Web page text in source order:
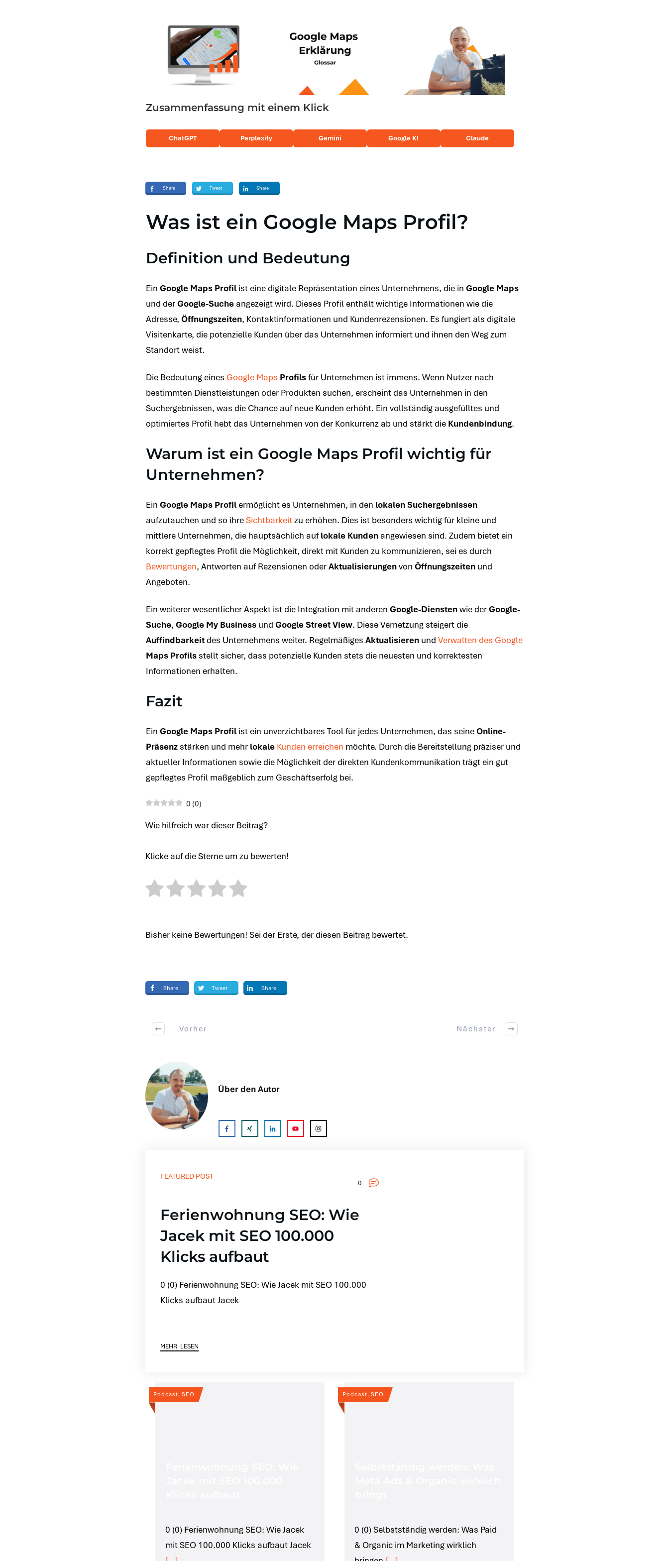
Zusammenfassung mit einem Klick
ChatGPT Perplexity Gemini Google KI Claude
Share Tweet Share
Was ist ein Google Maps Profil?
Definition und Bedeutung
Ein Google Maps Profilist eine digitale Repräsentation eines Unternehmens, die in Google Maps
und der Google-Sucheangezeigt wird. Dieses Profil enthält wichtige Informationen wie die
Adresse, Öffnungszeiten, Kontaktinformationen und Kundenrezensionen. Es fungiert als digitale
Visitenkarte, die potenzielle Kunden über das Unternehmen informiert und ihnen den Weg zum
Standort weist.
Die Bedeutung eines Google Maps Profilsfür Unternehmen ist immens. Wenn Nutzer nach
bestimmten Dienstleistungen oder Produkten suchen, erscheint das Unternehmen in den
Suchergebnissen, was die Chance auf neue Kunden erhöht. Ein vollständig ausgefülltes und
optimiertes Profil hebt das Unternehmen von der Konkurrenz ab und stärkt die Kundenbindung.
Warum ist ein Google Maps Profil wichtig für
Unternehmen?
Ein Google Maps Profilermöglicht es Unternehmen, in den lokalen Suchergebnissen
aufzutauchen und so ihreSichtbarkeitzu erhöhen. Dies ist besonders wichtig für kleine und
mittlere Unternehmen, die hauptsächlich auflokale Kundenangewiesen sind. Zudem bietet ein
korrekt gepflegtes Profil die Möglichkeit, direkt mit Kunden zu kommunizieren, sei es durch
Bewertungen, Antworten auf Rezensionen oderAktualisierungenvon Öffnungszeitenund
Angeboten.
Ein weiterer wesentlicher Aspekt ist die Integration mit anderen Google-Dienstenwie der Google-
Suche, Google My Businessund Google Street View. Diese Vernetzung steigert die
Auffindbarkeitdes Unternehmens weiter. Regelmäßiges Aktualisierenund Verwalten des Google
Maps Profilsstellt sicher, dass potenzielle Kunden stets die neuesten und korrektesten
Informationen erhalten.
Fazit
Ein Google Maps Profilist ein unverzichtbares Tool für jedes Unternehmen, das seine Online-
Präsenzstärken und mehr lokale Kunden erreichen möchte. Durch die Bereitstellung präziser und
aktueller Informationen sowie die Möglichkeit der direkten Kundenkommunikation trägt ein gut
gepflegtes Profil maßgeblich zum Geschäftserfolg bei.
0 (0)
Wie hilfreich war dieser Beitrag?
Klicke auf die Sterne um zu bewerten!
Bisher keine Bewertungen! Sei der Erste, der diesen Beitrag bewertet.
Share Tweet Share
Vorher Nächster
Über den Autor
FEATURED POST
0
Ferienwohnung SEO: Wie
Jacek mit SEO 100.000
Klicks aufbaut
0 (0) Ferienwohnung SEO: Wie Jacek mit SEO 100.000
Klicks aufbaut Jacek
MEHR LESEN
Podcast, SEO
0 (0) Ferienwohnung SEO: Wie Jacek
mit SEO 100.000 Klicks aufbaut Jacek
Podcast, SEO
0 (0) Selbstständig werden: Was Paid
& Organic im Marketing wirklich